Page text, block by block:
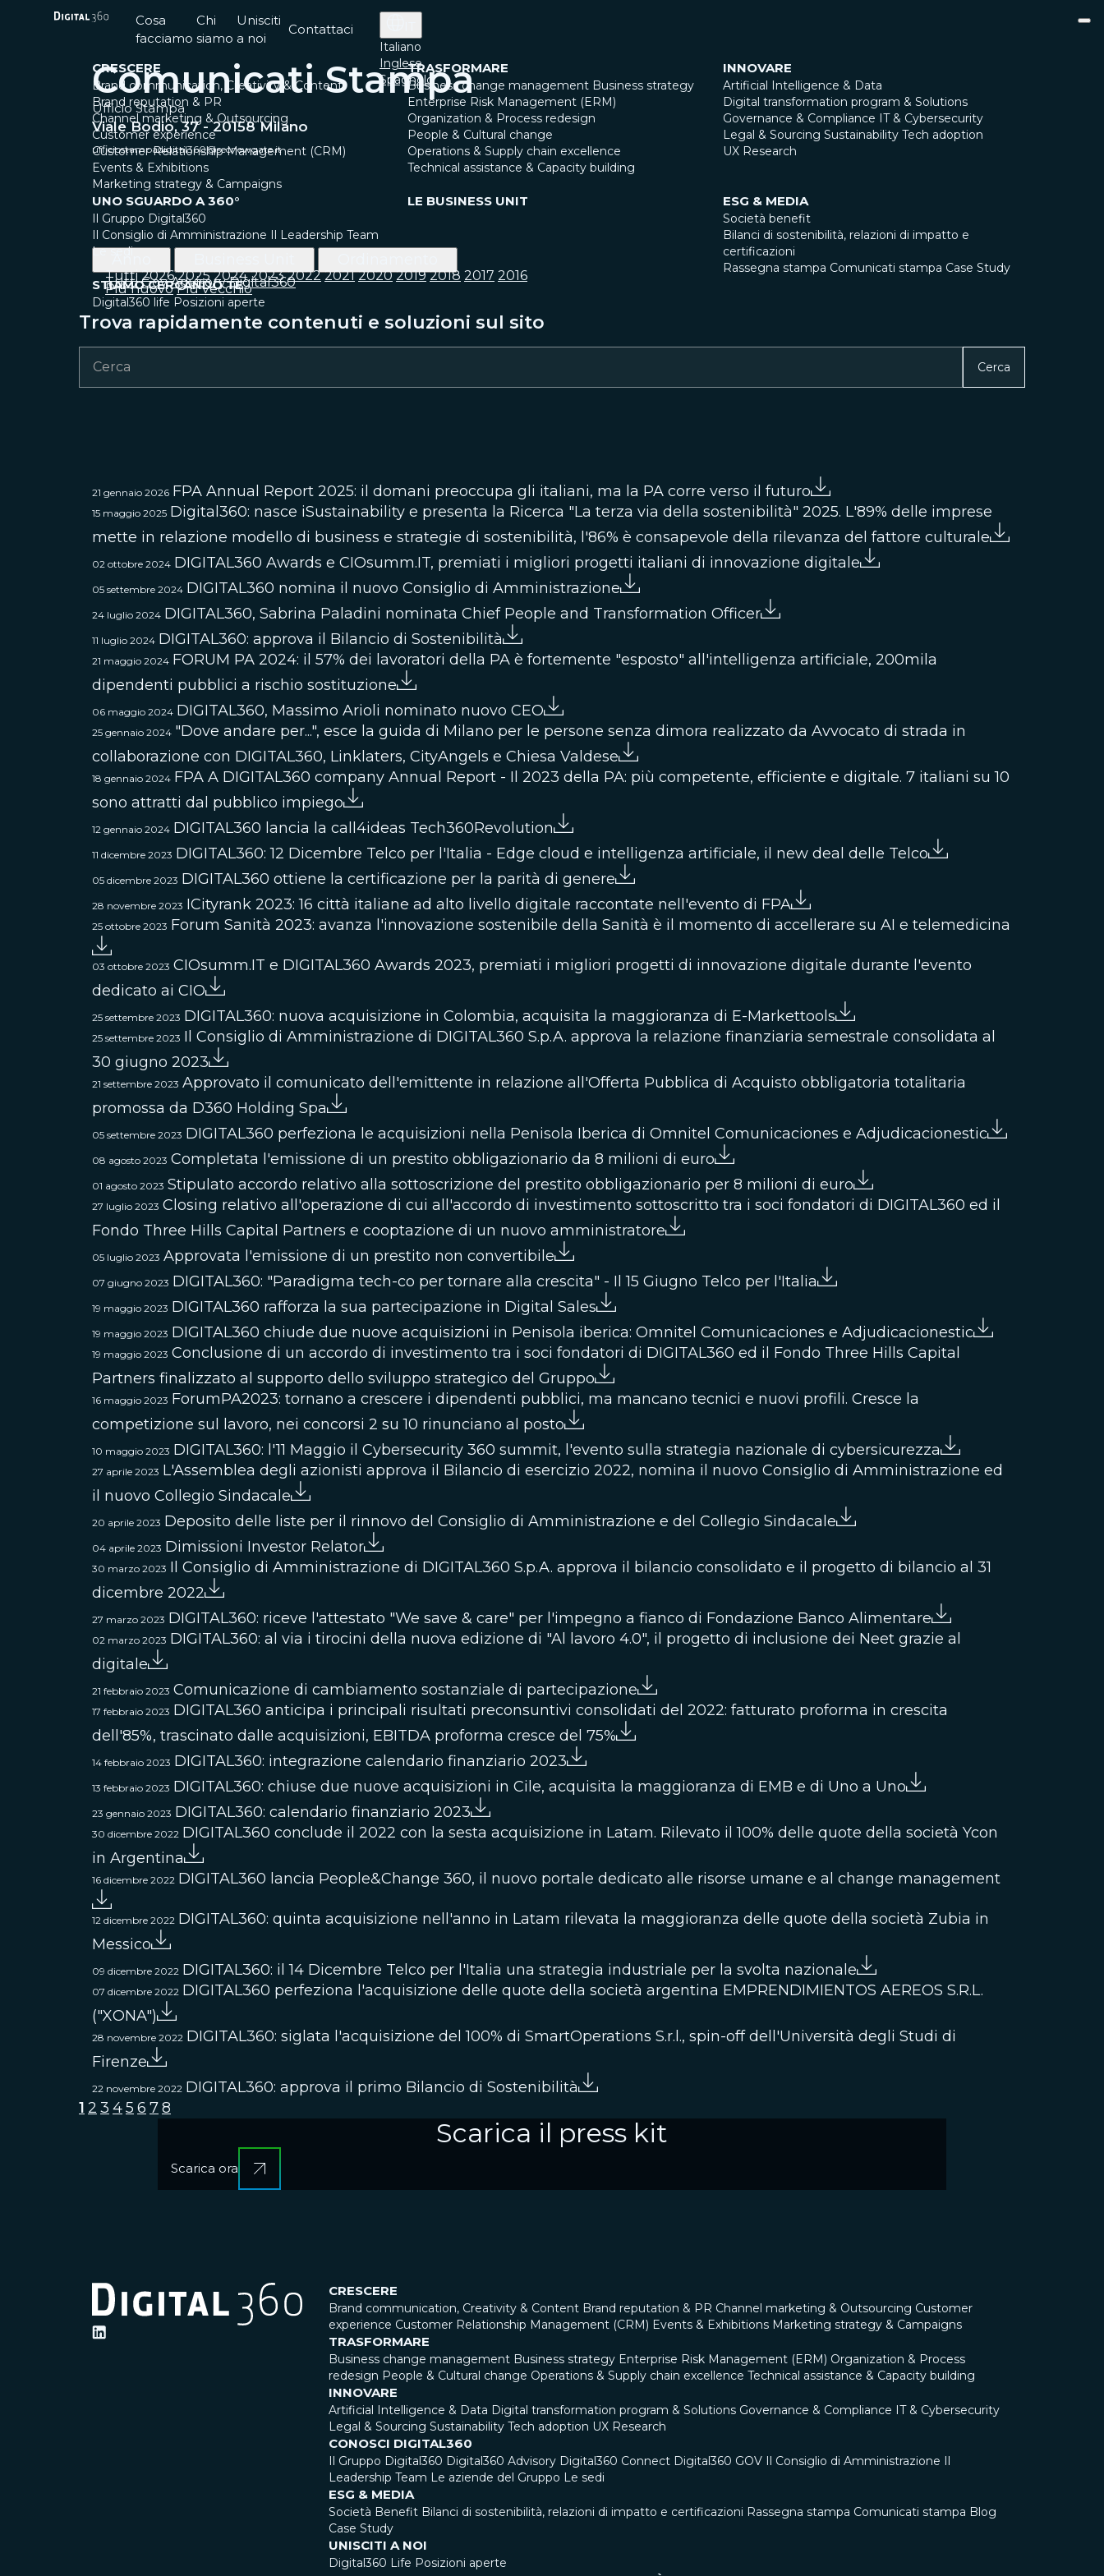
Cosa
facciamo
Chi
siamo
Unisciti
a noi
Contattaci
Italiano
Inglese
Spagnolo
CRESCERE
Brand communication, Creativity & Content
Brand reputation & PR
Channel marketing & Outsourcing
Customer experience
Customer Relationship Management (CRM)
Events & Exhibitions
Marketing strategy & Campaigns
TRASFORMARE
Business change management Business strategy
Enterprise Risk Management (ERM)
Organization & Process redesign
People & Cultural change
Operations & Supply chain excellence
Technical assistance & Capacity building
INNOVARE
Artificial Intelligence & Data
Digital transformation program & Solutions
Governance & Compliance IT & Cybersecurity
Legal & Sourcing Sustainability Tech adoption
UX Research
UNO SGUARDO A 360°
Il Gruppo Digital360
Il Consiglio di Amministrazione Il Leadership Team
Le sedi
LE BUSINESS UNIT ESG & MEDIA
Società benefit
Bilanci di sostenibilità, relazioni di impatto e
certificazioni
Rassegna stampa Comunicati stampa Case Study
STIAMO CERCANDO TE
Digital360 life Posizioni aperte
Trova rapidamente contenuti e soluzioni sul sito
Cerca
Comunicati Stampa
Ufficio Stampa
Viale Bodio, 37 - 20158 Milano
ufficiostampadigital360@secnewgate.it
Tutti 2026 2025 2024 2023 2022 2021 2020 2019 2018 2017 2016
Tutti Gov Advisory Digital360
Più nuovo Più vecchio
21 gennaio 2026 FPA Annual Report 2025: il domani preoccupa gli italiani, ma la PA corre verso il futuro
15 maggio 2025 Digital360: nasce iSustainability e presenta la Ricerca "La terza via della sostenibilità" 2025. L'89% delle imprese
mette in relazione modello di business e strategie di sostenibilità, l'86% è consapevole della rilevanza del fattore culturale
02 ottobre 2024 DIGITAL360 Awards e CIOsumm.IT, premiati i migliori progetti italiani di innovazione digitale
05 settembre 2024 DIGITAL360 nomina il nuovo Consiglio di Amministrazione
24 luglio 2024 DIGITAL360, Sabrina Paladini nominata Chief People and Transformation Officer
11 luglio 2024 DIGITAL360: approva il Bilancio di Sostenibilità
21 maggio 2024 FORUM PA 2024: il 57% dei lavoratori della PA è fortemente "esposto" all'intelligenza artificiale, 200mila
dipendenti pubblici a rischio sostituzione
06 maggio 2024 DIGITAL360, Massimo Arioli nominato nuovo CEO
25 gennaio 2024 "Dove andare per...", esce la guida di Milano per le persone senza dimora realizzato da Avvocato di strada in
collaborazione con DIGITAL360, Linklaters, CityAngels e Chiesa Valdese
18 gennaio 2024 FPA A DIGITAL360 company Annual Report - Il 2023 della PA: più competente, efficiente e digitale. 7 italiani su 10
sono attratti dal pubblico impiego
12 gennaio 2024 DIGITAL360 lancia la call4ideas Tech360Revolution
11 dicembre 2023 DIGITAL360: 12 Dicembre Telco per l'Italia - Edge cloud e intelligenza artificiale, il new deal delle Telco
05 dicembre 2023 DIGITAL360 ottiene la certificazione per la parità di genere
28 novembre 2023 ICityrank 2023: 16 città italiane ad alto livello digitale raccontate nell'evento di FPA
25 ottobre 2023 Forum Sanità 2023: avanza l'innovazione sostenibile della Sanità è il momento di accellerare su AI e telemedicina
03 ottobre 2023 CIOsumm.IT e DIGITAL360 Awards 2023, premiati i migliori progetti di innovazione digitale durante l'evento
dedicato ai CIO
25 settembre 2023 DIGITAL360: nuova acquisizione in Colombia, acquisita la maggioranza di E-Markettools
25 settembre 2023 Il Consiglio di Amministrazione di DIGITAL360 S.p.A. approva la relazione finanziaria semestrale consolidata al
30 giugno 2023
21 settembre 2023 Approvato il comunicato dell'emittente in relazione all'Offerta Pubblica di Acquisto obbligatoria totalitaria
promossa da D360 Holding Spa
05 settembre 2023 DIGITAL360 perfeziona le acquisizioni nella Penisola Iberica di Omnitel Comunicaciones e Adjudicacionestic
08 agosto 2023 Completata l'emissione di un prestito obbligazionario da 8 milioni di euro
01 agosto 2023 Stipulato accordo relativo alla sottoscrizione del prestito obbligazionario per 8 milioni di euro
27 luglio 2023 Closing relativo all'operazione di cui all'accordo di investimento sottoscritto tra i soci fondatori di DIGITAL360 ed il
Fondo Three Hills Capital Partners e cooptazione di un nuovo amministratore
05 luglio 2023 Approvata l'emissione di un prestito non convertibile
07 giugno 2023 DIGITAL360: "Paradigma tech-co per tornare alla crescita" - Il 15 Giugno Telco per l'Italia
19 maggio 2023 DIGITAL360 rafforza la sua partecipazione in Digital Sales
19 maggio 2023 DIGITAL360 chiude due nuove acquisizioni in Penisola iberica: Omnitel Comunicaciones e Adjudicacionestic
19 maggio 2023 Conclusione di un accordo di investimento tra i soci fondatori di DIGITAL360 ed il Fondo Three Hills Capital
Partners finalizzato al supporto dello sviluppo strategico del Gruppo
16 maggio 2023 ForumPA2023: tornano a crescere i dipendenti pubblici, ma mancano tecnici e nuovi profili. Cresce la
competizione sul lavoro, nei concorsi 2 su 10 rinunciano al posto
10 maggio 2023 DIGITAL360: l'11 Maggio il Cybersecurity 360 summit, l'evento sulla strategia nazionale di cybersicurezza
27 aprile 2023 L'Assemblea degli azionisti approva il Bilancio di esercizio 2022, nomina il nuovo Consiglio di Amministrazione ed
il nuovo Collegio Sindacale
20 aprile 2023 Deposito delle liste per il rinnovo del Consiglio di Amministrazione e del Collegio Sindacale
04 aprile 2023 Dimissioni Investor Relator
30 marzo 2023 Il Consiglio di Amministrazione di DIGITAL360 S.p.A. approva il bilancio consolidato e il progetto di bilancio al 31
dicembre 2022
27 marzo 2023 DIGITAL360: riceve l'attestato "We save & care" per l'impegno a fianco di Fondazione Banco Alimentare
02 marzo 2023 DIGITAL360: al via i tirocini della nuova edizione di "Al lavoro 4.0", il progetto di inclusione dei Neet grazie al
digitale
21 febbraio 2023 Comunicazione di cambiamento sostanziale di partecipazione
17 febbraio 2023 DIGITAL360 anticipa i principali risultati preconsuntivi consolidati del 2022: fatturato proforma in crescita
dell'85%, trascinato dalIe acquisizioni, EBITDA proforma cresce del 75%
14 febbraio 2023 DIGITAL360: integrazione calendario finanziario 2023
13 febbraio 2023 DIGITAL360: chiuse due nuove acquisizioni in Cile, acquisita la maggioranza di EMB e di Uno a Uno
23 gennaio 2023 DIGITAL360: calendario finanziario 2023
30 dicembre 2022 DIGITAL360 conclude il 2022 con la sesta acquisizione in Latam. Rilevato il 100% delle quote della società Ycon
in Argentina
16 dicembre 2022 DIGITAL360 lancia People&Change 360, il nuovo portale dedicato alle risorse umane e al change management
12 dicembre 2022 DIGITAL360: quinta acquisizione nell'anno in Latam rilevata la maggioranza delle quote della società Zubia in
Messico
09 dicembre 2022 DIGITAL360: il 14 Dicembre Telco per l'Italia una strategia industriale per la svolta nazionale
07 dicembre 2022 DIGITAL360 perfeziona l'acquisizione delle quote della società argentina EMPRENDIMIENTOS AEREOS S.R.L.
("XONA")
28 novembre 2022 DIGITAL360: siglata l'acquisizione del 100% di SmartOperations S.r.l., spin-off dell'Università degli Studi di
Firenze
22 novembre 2022 DIGITAL360: approva il primo Bilancio di Sostenibilità
1 2 3 45 6 78
Scarica il press kit
Scarica ora
CRESCERE
Brand communication, Creativity & Content Brand reputation & PR Channel marketing & Outsourcing Customer
experience Customer Relationship Management (CRM) Events & Exhibitions Marketing strategy & Campaigns
TRASFORMARE
Business change management Business strategy Enterprise Risk Management (ERM) Organization & Process
redesign People & Cultural change Operations & Supply chain excellence Technical assistance & Capacity building
INNOVARE
Artificial Intelligence & Data Digital transformation program & Solutions Governance & Compliance IT & Cybersecurity
Legal & Sourcing Sustainability Tech adoption UX Research
CONOSCI DIGITAL360
Il Gruppo Digital360 Digital360 Advisory Digital360 Connect Digital360 GOV Il Consiglio di Amministrazione Il
Leadership Team Le aziende del Gruppo Le sedi
ESG & MEDIA
Società Benefit Bilanci di sostenibilità, relazioni di impatto e certificazioni Rassegna stampa Comunicati stampa Blog
Case Study
UNISCITI A NOI
Digital360 Life Posizioni aperte